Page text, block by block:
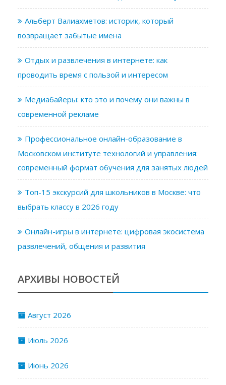
Альберт Валиахметов: историк, который
возвращает забытые имена
Отдых и развлечения в интернете: как
проводить время с пользой и интересом
Медиабайеры: кто это и почему они важны в
современной рекламе
Профессиональное онлайн-образование в
Московском институте технологий и управления:
современный формат обучения для занятых людей
Топ-15 экскурсий для школьников в Москве: что
выбрать классу в 2026 году
Онлайн-игры в интернете: цифровая экосистема
развлечений, общения и развития
АРХИВЫ НОВОСТЕЙ
Август 2026
Июль 2026
Июнь 2026